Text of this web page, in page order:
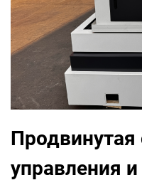
Продвинутая
управления и